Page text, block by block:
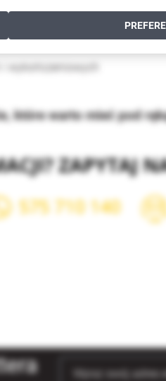
wykończeniowych
które warto mieć pod